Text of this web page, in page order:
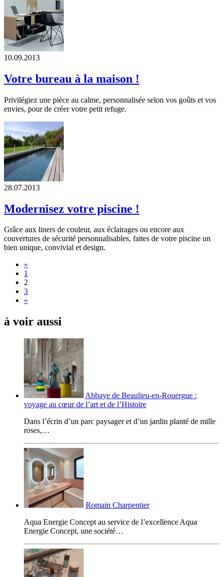
10.09.2013
Votre bureau à la maison !
Privilégiez une pièce au calme, personnalisée selon vos goûts et vos
envies, pour de créer votre petit refuge.
28.07.2013
Modernisez votre piscine !
Grâce aux liners de couleur, aux éclairages ou encore aux
couvertures de sécurité personnalisables, faites de votre piscine un
bien unique, convivial et design.
«
1
2
3
»
à voir aussi
Abbaye de Beaulieu-en-Rouergue :
voyage au cœur de l’art et de l’Histoire
Dans l’écrin d’un parc paysager et d’un jardin planté de mille
roses,…
Romain Charpentier
Aqua Energie Concept au service de l’excellence Aqua
Energie Concept, une société…